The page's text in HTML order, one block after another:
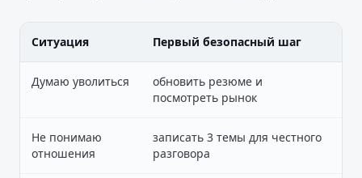
Ситуация Первый безопасный шаг
Думаю уволиться
обновить резюме и
посмотреть рынок
Не понимаю
отношения
записать 3 темы для честного
разговора